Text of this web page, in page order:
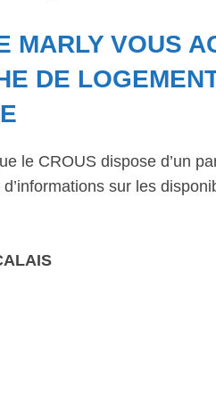
MARLY VOUS
DE
le CROUS dispose d’un
sur les